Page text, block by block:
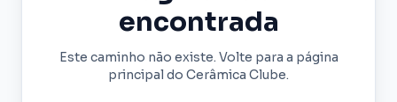
encontrada
Este caminho não existe. Volte para a página
principal do Cerâmica Clube.